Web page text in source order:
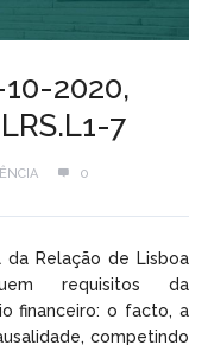
2020,
7
0
da Relação de Lisboa
requisitos da
financeiro: o facto, a
competindo